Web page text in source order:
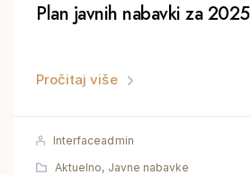
Plan javnih nabavki za 2025
Pročitaj više
Interfaceadmin
Aktuelno, Javne nabavke